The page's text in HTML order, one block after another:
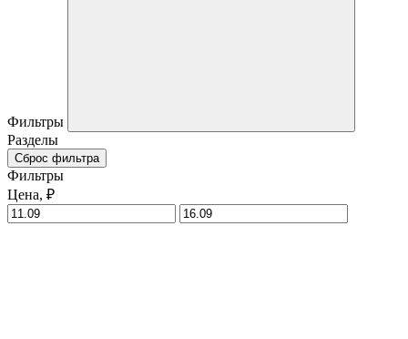
Фильтры
Разделы
Сброс фильтра
Фильтры
Цена, ₽